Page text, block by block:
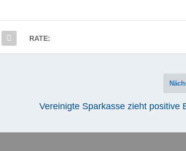
RATE:
Vereinigte Sparkasse zieht positive